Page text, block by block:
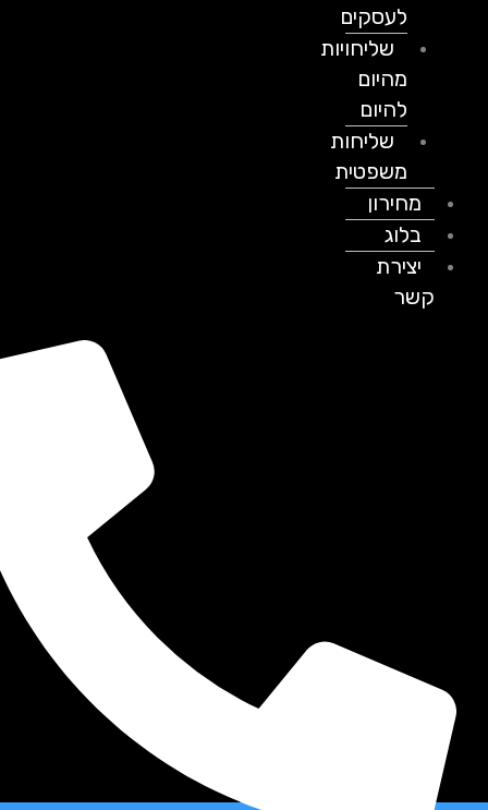
לעסקים
שליחויות
מהיום
להיום
שליחות
משפטית
מחירון
בלוג
יצירת
קשר